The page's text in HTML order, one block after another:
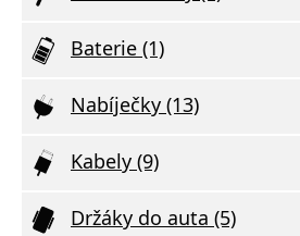
Baterie (1)
Nabíječky (13)
Kabely (9)
Držáky do auta (5)